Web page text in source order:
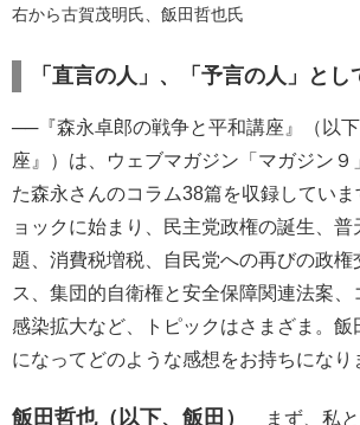
右から古賀茂明氏、飯田哲也氏
「直言の人」、「予言の人」と
──『森永卓郎の戦争と平和講座』（以
座』）は、ウェブマガジン「マガジン
た森永さんのコラム38篇を収録してい
ョックに始まり、民主党政権の誕生、普
題、消費税増税、自民党への再びの政権
ス、集団的自衛権と安全保障関連法案
感染拡大など、トピックはさまざま。飯
になってどのような感想をお持ちになり
飯田哲也（以下、飯田）
まず、私と